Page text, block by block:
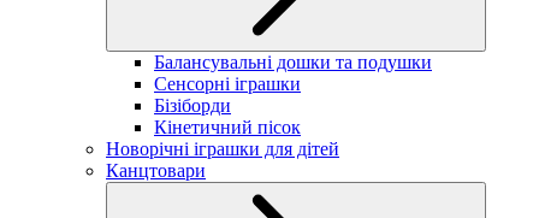
Балансувальні дошки та подушки
Сенсорні іграшки
Бізіборди
Кінетичний пісок
Новорічні іграшки для дітей
Канцтовари